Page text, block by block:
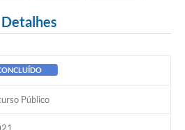
Detalhes
Público